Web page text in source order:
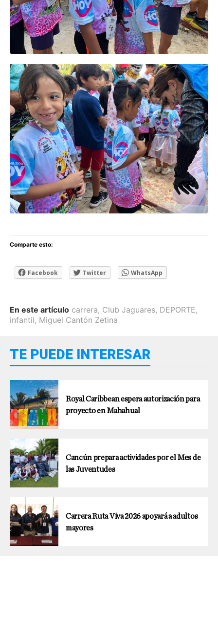
Comparte esto:
Facebook Twitter WhatsApp
En este artículo carrera, Club Jaguares, DEPORTE,
infantil, Miguel Cantón Zetina
TE PUEDE INTERESAR
Royal Caribbean espera autorización para
proyecto en Mahahual
Cancún prepara actividades por el Mes de
las Juventudes
Carrera Ruta Viva 2026 apoyará a adultos
mayores